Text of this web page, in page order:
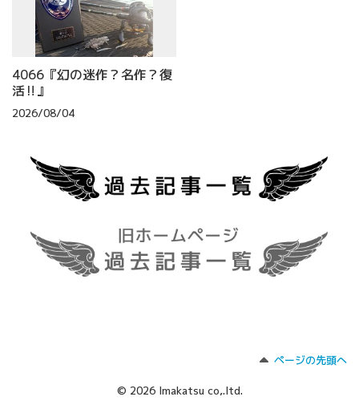
4066『幻の迷作？名作？復
活‼』
2026/08/04
ページの先頭へ
© 2026 Imakatsu co,.ltd.